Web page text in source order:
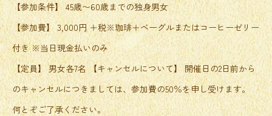
【参加条件】 45歳〜60歳までの独身男女
【参加費】 3,000円 ＋税※珈琲＋ベーグルまたはコーヒーゼリー
付き ※当日現金払いのみ
【定員】 男女各7名 【キャンセルについて】 開催日の2日前から
のキャンセルにつきましては、参加費の50％を申し受けます。
何とぞご了承ください。